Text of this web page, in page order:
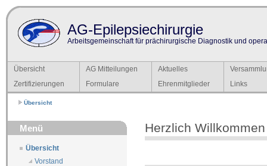
AG-Epilepsiechirurgie
Arbeitsgemeinschaft für prächirurgische Diagnostik und
Übersicht AG Mitteilungen Aktuelles
Zertifizierungen
Formulare Ehrenmitglieder Links
Übersicht
Menü
Übersicht
Vorstand
Herzlich Willkommen